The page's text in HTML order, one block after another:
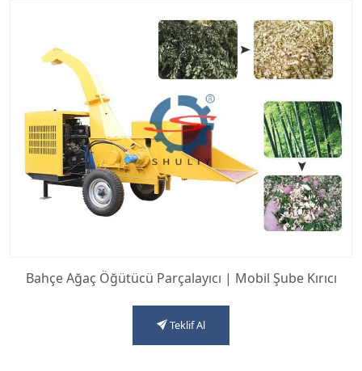
Bahçe Ağaç Öğütücü Parçalayıcı | Mobil Şube Kırıcı
Teklif Al